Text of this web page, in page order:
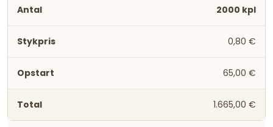
2000 kpl
0,80 €
65,00 €
1.665,00 €